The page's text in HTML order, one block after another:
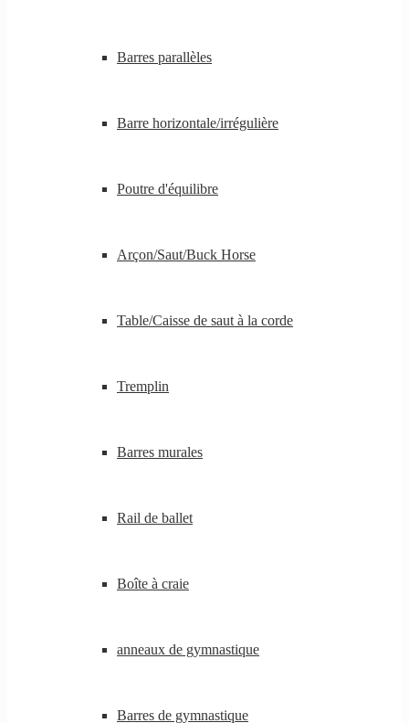
Barres parallèles
Barre horizontale/irrégulière
Poutre d'équilibre
Arçon/Saut/Buck Horse
Table/Caisse de saut à la corde
Tremplin
Barres murales
Rail de ballet
Boîte à craie
anneaux de gymnastique
Barres de gymnastique